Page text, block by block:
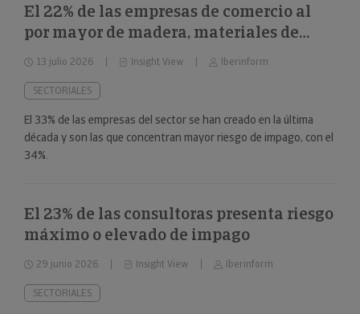
El 22% de las empresas de comercio al
por mayor de madera, materiales de
construcción y aparatos sanitarios están
en riesgo máximo o elevado de impago
13 julio 2026 Insight View Iberinform
SECTORIALES
El 33% de las empresas del sector se han creado en la última
década y son las que concentran mayor riesgo de impago, con el
34%.
El 23% de las consultoras presenta riesgo
máximo o elevado de impago
29 junio 2026 Insight View Iberinform
SECTORIALES